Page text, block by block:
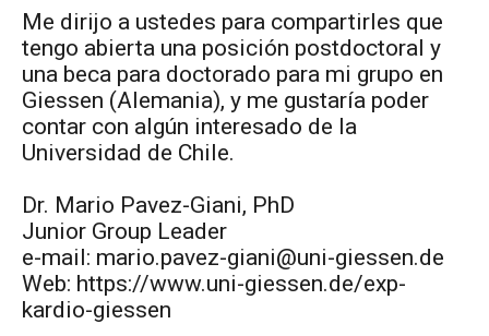
EXTENSIÓN
Me dirijo a ustedes para compartirles que
tengo abierta una posición postdoctoral y
una beca para doctorado para mi grupo en
Giessen (Alemania), y me gustaría poder
contar con algún interesado de la
Universidad de Chile.
Dr. Mario Pavez-Giani, PhD
Junior Group Leader
e-mail: mario.pavez-giani@uni-giessen.de
Web: https://www.uni-giessen.de/exp-
kardio-giessen